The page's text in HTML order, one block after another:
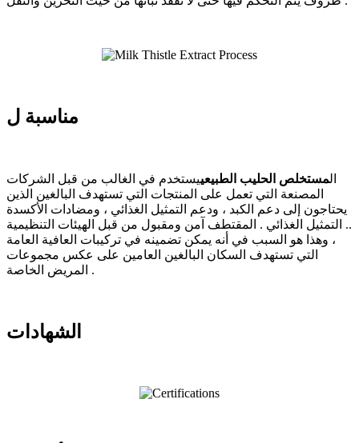
مناسبة ل
المستخلص الحليب الطبيعييستخدم في الغالب من قبل الشركات
المصنعة التي تعمل على المنتجات التي تستهدف البالغين الذين
يحتاجون إلى دعم الكبد ، ودعم التمثيل الغذائي ، ومضادات الأكسدة
.. التمثيل الغذائي . المقتطف آمن ومقبول من قبل الهيئات التنظيمية
، وهذا هو السبب في أنه يمكن تضمينه في تركيبات العافية العامة
التي تستهدف السكان البالغين العامين على عكس مجموعات
المريض الخاصة .
الشهادات